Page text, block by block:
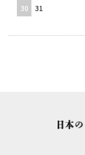
30
31